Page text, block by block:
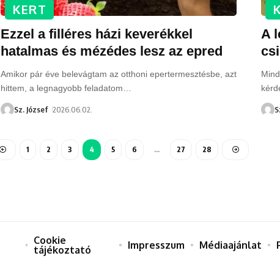
KERT
Ezzel a filléres házi keverékkel
hatalmas és mézédes lesz az epred
Amikor pár éve belevágtam az otthoni epertermesztésbe, azt
hittem, a legnagyobb feladatom
Sz. József 2026.06.02.
A
1 2 3 4 5 6 … 27 28
Cookie
tájékoztató
Impresszum Médiaajánlat